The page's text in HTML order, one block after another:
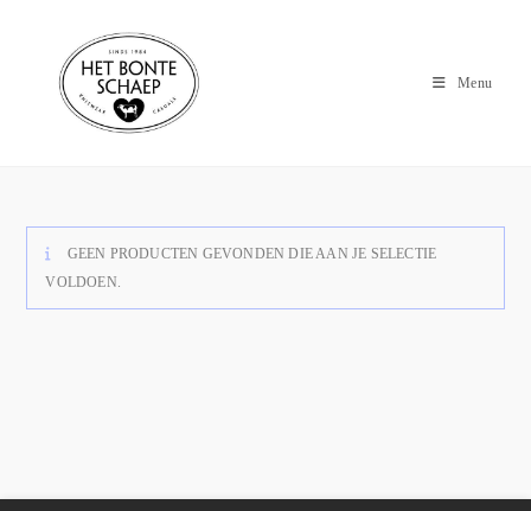
Menu
GEEN PRODUCTEN GEVONDEN DIE AAN JE SELECTIE
VOLDOEN.